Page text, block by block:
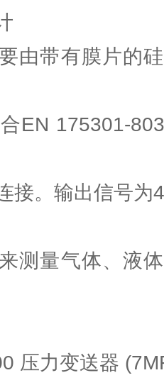
由带有膜片的
EN 175301-
接。输出信号
测量气体、液
压力变送器